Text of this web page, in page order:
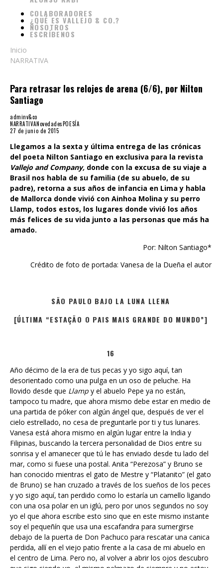
COLABORADORES
¿QUÉ ES VALLEJO & CO.?
NOSOTROS
ESCRÍBENOS
Inicio
NARRATIVA
Para retrasar los relojes de arena (6/6), por Nilton
Santiago
adminv&co
NARRATIVANovedadesPOESÍA
27 de junio de 2015
Llegamos a la sexta y última entrega de las crónicas
del poeta Nilton Santiago en exclusiva para la revista
Vallejo and Company, donde con la excusa de su viaje a
Brasil nos habla de su familia (de su abuelo, de su
padre), retorna a sus años de infancia en Lima y habla
de Mallorca donde vivió con Ainhoa Molina y su perro
Llamp, todos estos, los lugares donde vivió los años
más felices de su vida junto a las personas que más ha
amado.
Por: Nilton Santiago*
Crédito de foto de portada: Vanesa de la Dueña el autor
SÃO PAULO BAJO LA LUNA LLENA
[ÚLTIMA “ESTAÇÃO O PAIS MAIS GRANDE DO MUNDO”]
16
Año décimo de la era de tus pecas y yo sigo aquí, tan
desorientado como una pulga en un oso de peluche. Ha
llovido desde que Llamp y el abuelo Pepe ya no están,
tampoco tu madre, que ahora mismo debe estar en medio de
una partida de póker con algún ángel que, después de ver el
cielo estrellado, no cesa de preguntarle por ti y tus lunares.
Vanesa está ahora mismo en algún lugar entre la India y
Filipinas, buscando la tercera personalidad de Dios entre su
sonrisa y el amanecer que tú le has enviado desde tu lado del
mar, como si fuese una postal. Anita “Perezosa” y Bruno se
han conocido mientras el gato de Mestre y “Platanito” (el gato
de Bruno) se han cruzado a través de los sueños de los peces
y yo sigo aquí, tan perdido como lo estaría un camello ligando
con una osa polar en un iglú, pero por unos segundos no soy
yo el que ahora escribe esto sino que en este mismo instante
soy el pequeñín que usa una escafandra para sumergirse
debajo de la puerta de Don Pachuco para rescatar una canica
perdida, allí en el viejo patio frente a la casa de mi abuelo en
el centro de Lima. Pero no, al volver a abrir los ojos descubro